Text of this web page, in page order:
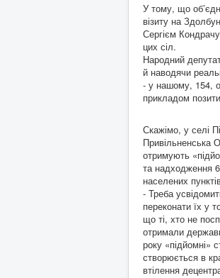
У тому, що
візиту на
Сергієм
цих сіл.
Народний
й наводячи
- у нашому, 154,
прикладом
Скажімо, у селі
Привільненська
отримують
та надходження
населених
- Треба
переконати їх у
що ті, хто не
отримали
року «підйомні»
створюється в
втілення